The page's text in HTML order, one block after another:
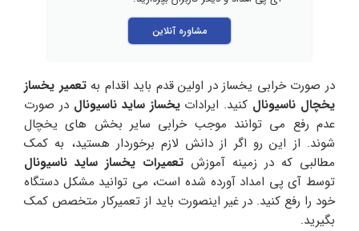
مشاوره آنلاین
در صورت خرابی یخساز در اولین قدم باید اقدام به تعمیر یخساز
یخچال ناسیونال کنید. ایرادات یخساز ساید ناسیونال در صورت
عدم رفع می توانند موجب خرابی سایر بخش های یخچال
شوند. از این رو اگر از دانش لازم برخوردار هستید، به کمک
مطالبی که در زمینه آموزش تعمیرات یخساز ساید ناسیونال
توسط آی پی امداد آورده شده است، می توانید مشکل دستگاه
خود را رفع کنید. در غیر اینصورت باید از تعمیرکار متخصص کمک
بگیرید.